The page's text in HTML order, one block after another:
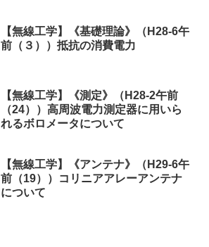
【無線工学】《基礎理論》（H28-6午
前（３））抵抗の消費電力
【無線工学】《測定》（H28-2午前
（24））高周波電力測定器に用いら
れるボロメータについて
【無線工学】《アンテナ》（H29-6午
前（19））コリニアアレーアンテナ
について